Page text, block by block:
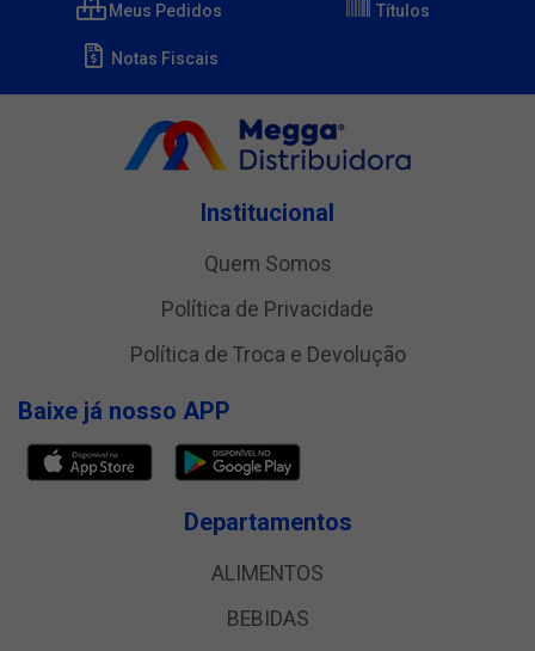
Meus Pedidos Títulos
Notas Fiscais
Institucional
Quem Somos
Política de Privacidade
Política de Troca e Devolução
Baixe já nosso APP
Departamentos
ALIMENTOS
BEBIDAS